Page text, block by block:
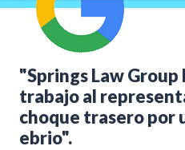
"Springs Law Group
trabajo al
choque trasero por
ebrio".